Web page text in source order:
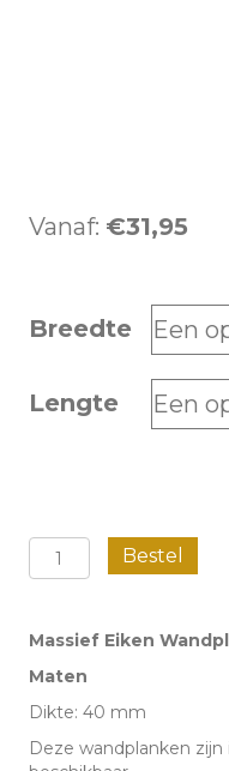
Vanaf: €31,95
Breedte
Lengte
Massief
Eiken
Boomstam
aantal
Bestel
Massief Eiken
Maten
Dikte: 40 mm
Deze wandplanken